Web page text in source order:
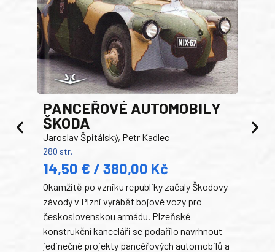
PANCEŘOVÉ AUTOMOBILY
ŠKODA
Jaroslav Špitálský, Petr Kadlec
280 str.
14,50 € / 380,00 Kč
Okamžitě po vzniku republiky začaly Škodovy
závody v Plzni vyrábět bojové vozy pro
československou armádu. Plzeňské
konstrukční kanceláři se podařilo navrhnout
jedinečné projekty pancéřových automobilů a